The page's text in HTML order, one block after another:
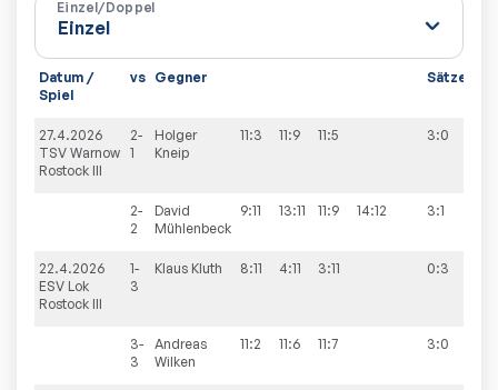
Einzel/Doppel
Datum /
Spiel
vs Gegner Sätze
27.4.2026
TSV Warnow
Rostock III
2-
1
Holger
Kneip
11:3 11:9 11:5 3:0
2-
2
David
Mühlenbeck
9:11 13:11 11:9 14:12 3:1
22.4.2026
ESV Lok
Rostock III
1-
3
Klaus Kluth 8:11 4:11 3:11 0:3
3-
3
Andreas
Wilken
11:2 11:6 11:7 3:0